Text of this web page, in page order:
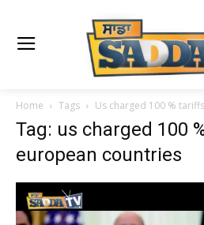
Home Tags Us charged 100 %
Tag: us charged 100
european countries